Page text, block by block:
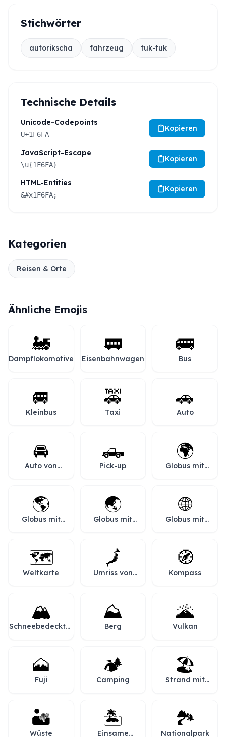
Stichwörter
autorikscha fahrzeug tuk-tuk
Technische Details
Unicode-Codepoints
U+1F6FA
Kopieren
JavaScript-Escape
\u{1F6FA}
Kopieren
HTML-Entities
&#x1F6FA;
Kopieren
Kategorien
Reisen & Orte
Ähnliche Emojis
🚂
Dampflokomotive
🚃
Eisenbahnwagen
🚌
Bus
🚐
Kleinbus
🚕
Taxi
🚗
Auto
🚘
Auto von
🛻
Pick-up
🌍
Globus mit
🌎
Globus mit
🌏
Globus mit
🌐
Globus mit
🗺️
Weltkarte
🗾
Umriss von
🧭
Kompass
🏔️
Schneebedeckter
⛰️
Berg
🌋
Vulkan
🗻
Fuji
🏕️
Camping
🏖️
Strand mit
🏜️
Wüste
🏝️
Einsame
🏞️
Nationalpark